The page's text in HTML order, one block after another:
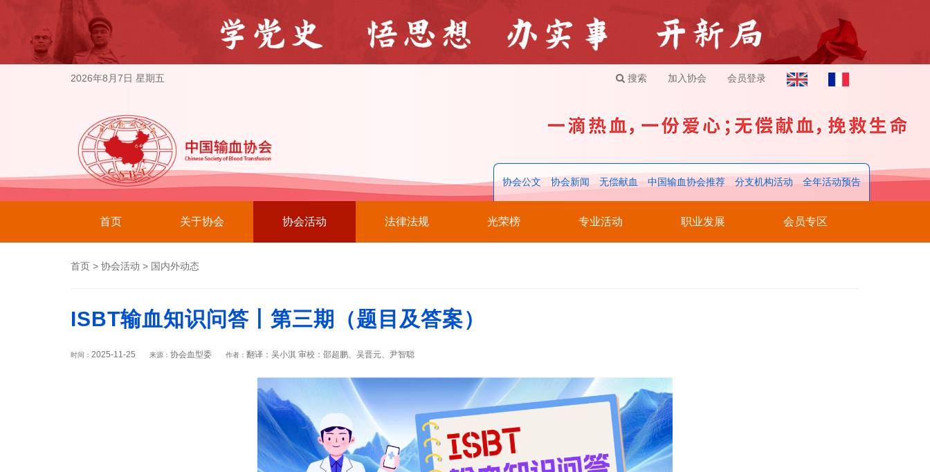
2026年8月7日 星期五 搜索 加入协会 会员登录
协会公文 协会新闻 无偿献血 中国输血协会推荐 分支机构活动 全年活动预告
首页 关于协会 协会活动 法律法规 光荣榜 专业活动 职业发展 会员专区
首页 > 协会活动 > 国内外动态
ISBT输血知识问答丨第三期（题目及答案）
时间： 2025-11-25 来源： 协会血型委 作者： 翻译：吴小淇 审校：邵超鹏、吴晋元、尹智聪